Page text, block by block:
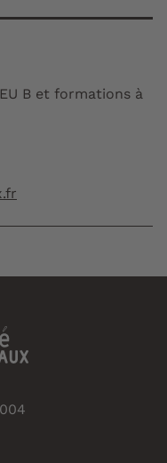
B et formations à